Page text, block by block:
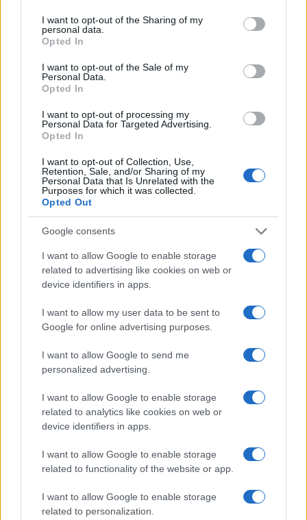
not limited to your visit or usage behaviour. You may click to
grant or deny consent to Google and its third-party tags to
use your data for below specified purposes in below Google
consent section.
I want to opt-out of the Sharing of my
personal data.
Opted In
I want to opt-out of the Sale of my
Personal Data.
Opted In
I want to opt-out of processing my
Personal Data for Targeted Advertising.
Opted In
I want to opt-out of Collection, Use,
Retention, Sale, and/or Sharing of my
Personal Data that Is Unrelated with the
Purposes for which it was collected.
Opted Out
Google consents
I want to allow Google to enable storage
related to advertising like cookies on web or
device identifiers in apps.
I want to allow my user data to be sent to
Google for online advertising purposes.
I want to allow Google to send me
personalized advertising.
I want to allow Google to enable storage
related to analytics like cookies on web or
device identifiers in apps.
I want to allow Google to enable storage
related to functionality of the website or app.
I want to allow Google to enable storage
related to personalization.
Compra tu coche de segunda mano en
Heycar
Guía definitiva para comprar coches
chinos en España con seguridad
Aprende a evaluar la calidad, seguridad y garantías…
AUTOMOVIL